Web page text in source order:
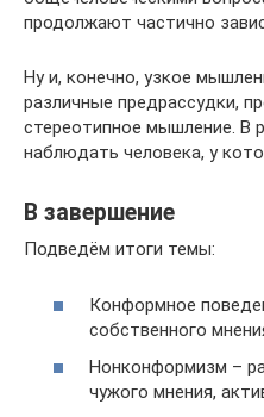
продолжают частично
Ну и, конечно, узкое
различные предрассудки,
стереотипное мышление. В
наблюдать человека, у
В завершение
Подведём итоги темы:
Конформное
собственного
Нонконформизм –
чужого мнения,